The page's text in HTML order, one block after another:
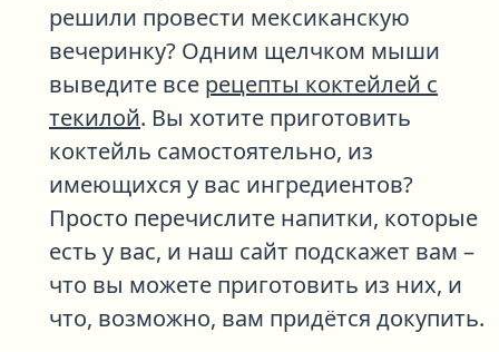
решили провести мексиканскую
вечеринку? Одним щелчком мыши
выведите все рецепты коктейлей с
текилой. Вы хотите приготовить
коктейль самостоятельно, из
имеющихся у вас ингредиентов?
Просто перечислите напитки, которые
есть у вас, и наш сайт подскажет вам –
что вы можете приготовить из них, и
что, возможно, вам придётся докупить.